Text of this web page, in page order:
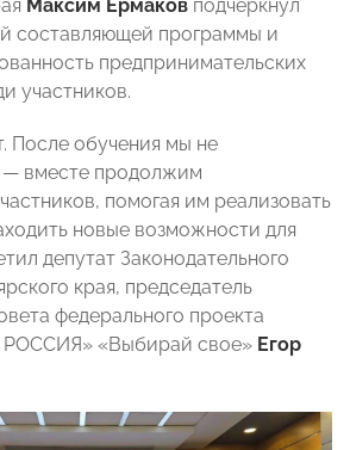
Максим Ермаков подчеркнул
составляющей программы и
предпринимательских
участников.
После обучения мы не
— вместе продолжим
помогая им реализовать
новые возможности для
депутат Законодательного
края, председатель
федерального проекта
«Выбирай свое» Егор